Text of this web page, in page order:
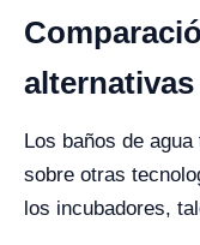
alternativas
Los baños de
sobre otras
los incubadores,